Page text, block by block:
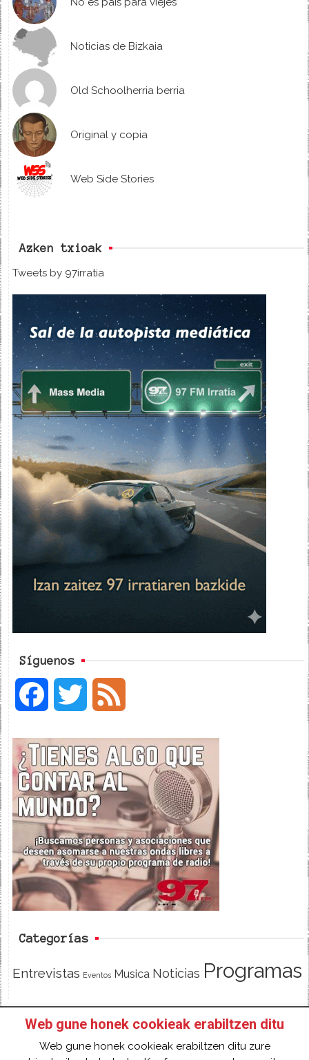
Noticias de Bizkaia
Old Schoolherria berria
Original y copia
Web Side Stories
Azken txioak
Tweets by 97irratia
Síguenos
c
e
b
o
o
i
t
t
e
e
d
Categorías
Entrevistas Eventos Musica Noticias Programas
INICIO HAZTE SOCI@!
FACEBOOK
TWITTER
CONTACTO ACCESO
Web gune honek cookieak erabiltzen ditu
Web gune honek cookieak erabiltzen ditu zure